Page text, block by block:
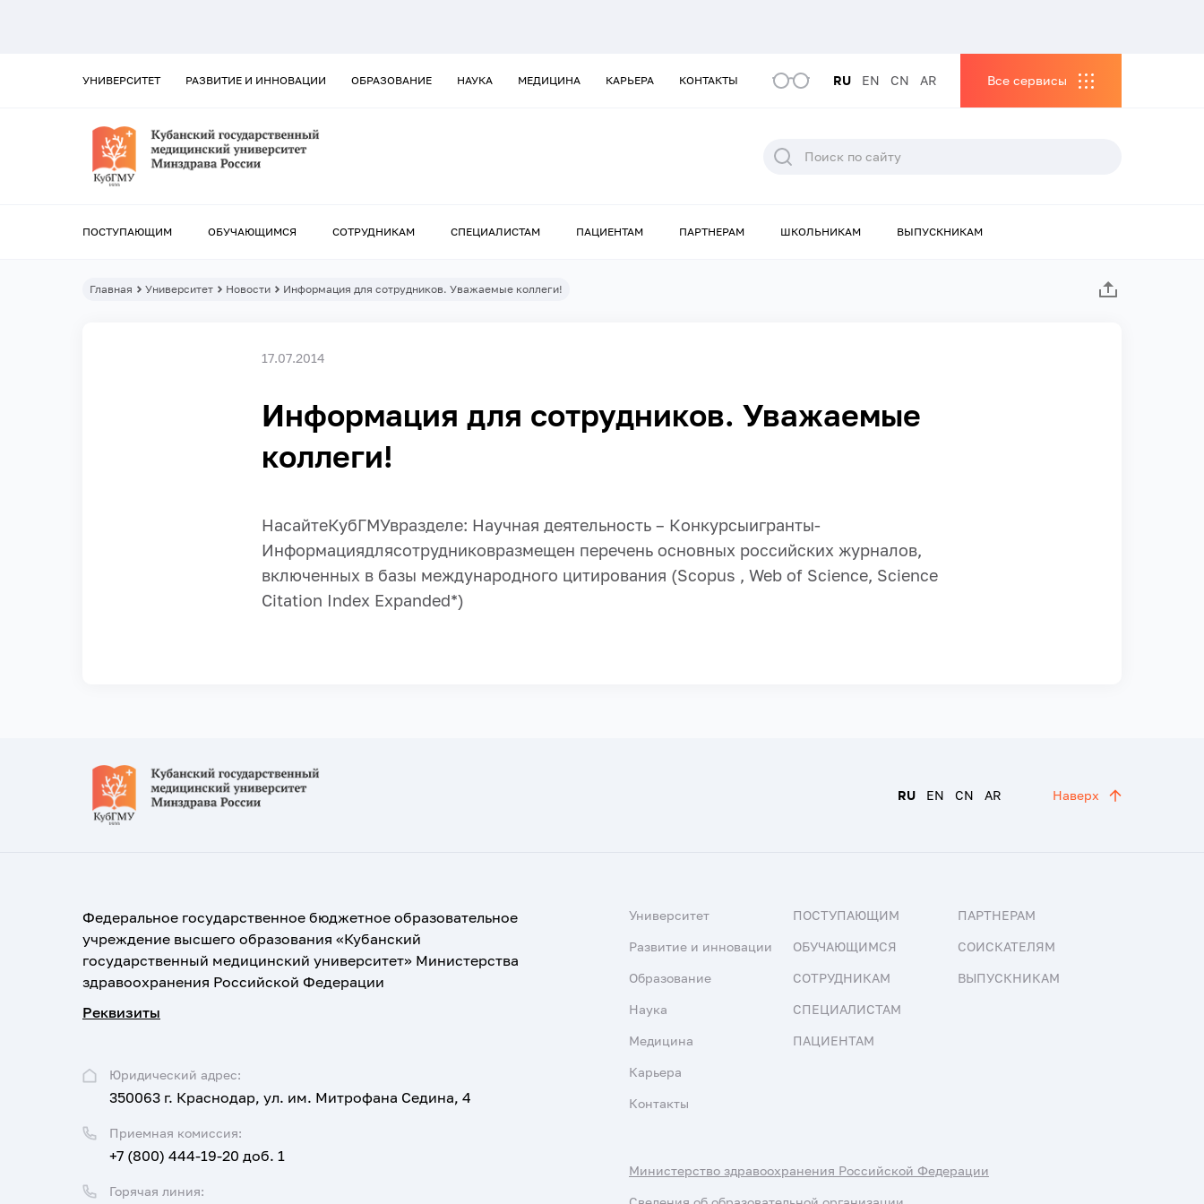
УНИВЕРСИТЕТ РАЗВИТИЕ И ИННОВАЦИИ ОБРАЗОВАНИЕ НАУКА МЕДИЦИНА КАРЬЕРА КОНТАКТЫ RU EN CN AR Все сервисы
ПОСТУПАЮЩИМ ОБУЧАЮЩИМСЯ СОТРУДНИКАМ СПЕЦИАЛИСТАМ ПАЦИЕНТАМ ПАРТНЕРАМ ШКОЛЬНИКАМ ВЫПУСКНИКАМ
Главная Университет Новости Информация для сотрудников. Уважаемые коллеги!
17.07.2014
Информация для сотрудников. Уважаемые
коллеги!
НасайтеКубГМУвразделе: Научная деятельность – Конкурсыигранты-
Информациядлясотрудниковразмещен перечень основных российских журналов,
включенных в базы международного цитирования (Sсopus , Web of Science, Science
Citation Index Expanded*)
RU EN CN AR Наверх
Федеральное государственное бюджетное образовательное
учреждение высшего образования «Кубанский
государственный медицинский университет» Министерства
здравоохранения Российской Федерации
Реквизиты
Юридический адрес:
350063 г. Краснодар, ул. им. Митрофана Седина, 4
Приемная комиссия:
+7 (800) 444-19-20 доб. 1
Горячая линия:
Университет
Развитие и инновации
Образование
Наука
Медицина
Карьера
Контакты
ПОСТУПАЮЩИМ
ОБУЧАЮЩИМСЯ
СОТРУДНИКАМ
СПЕЦИАЛИСТАМ
ПАЦИЕНТАМ
ПАРТНЕРАМ
СОИСКАТЕЛЯМ
ВЫПУСКНИКАМ
Министерство здравоохранения Российской Федерации